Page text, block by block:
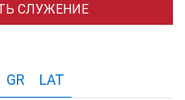
СЛУЖЕНИЕ
GR LAT